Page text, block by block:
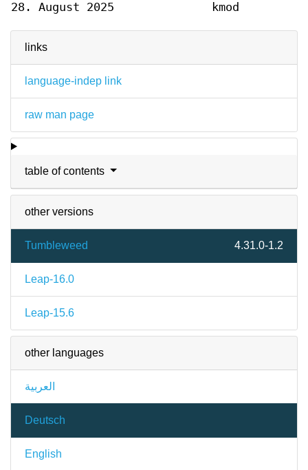
links
language-indep link
raw man page
table of contents
other versions
Tumbleweed 4.31.0-1.2
Leap-16.0
Leap-15.6
other languages
العربية
Deutsch
English
28. August 2025 kmod